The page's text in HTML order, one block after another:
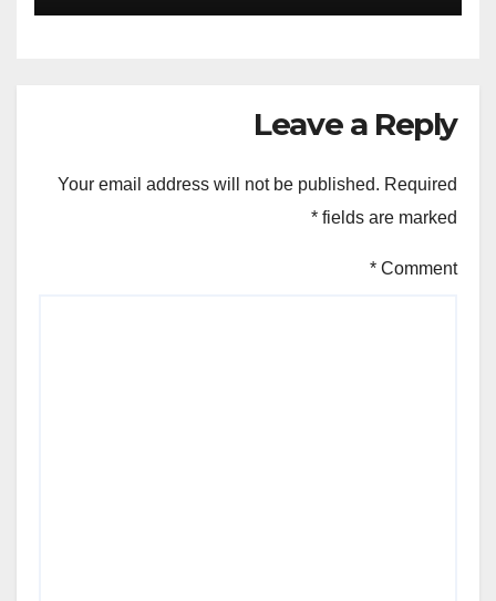
Leave a Reply
Your email address will not be published. Required
fields are marked
*
Comment
*